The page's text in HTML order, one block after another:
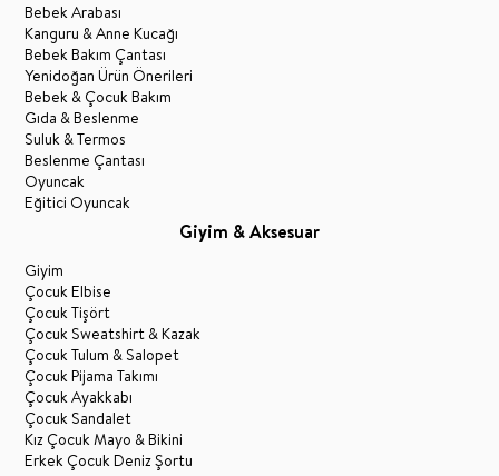
Bebek Arabası
Kanguru & Anne Kucağı
Bebek Bakım Çantası
Yenidoğan Ürün Önerileri
Bebek & Çocuk Bakım
Gıda & Beslenme
Suluk & Termos
Beslenme Çantası
Oyuncak
Eğitici Oyuncak
Giyim & Aksesuar
Giyim
Çocuk Elbise
Çocuk Tişört
Çocuk Sweatshirt & Kazak
Çocuk Tulum & Salopet
Çocuk Pijama Takımı
Çocuk Ayakkabı
Çocuk Sandalet
Kız Çocuk Mayo & Bikini
Erkek Çocuk Deniz Şortu